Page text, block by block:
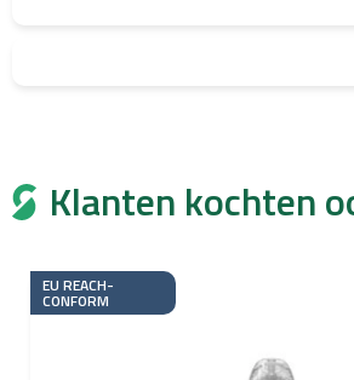
Klanten kochten
EU REACH-
CONFORM